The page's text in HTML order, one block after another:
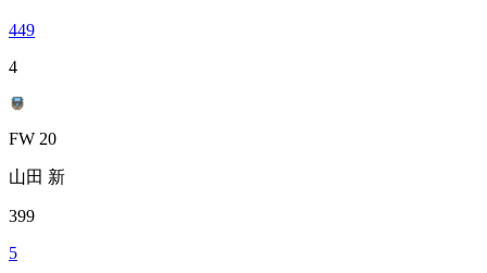
449
4
FW 20
山田 新
399
5